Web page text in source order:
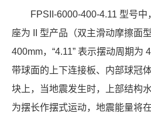
FPSII-6000-400-4.11 型号中
座为 II 型产品（双主滑动摩擦面
400mm，“4.11” 表示摆动周期
带球面的上下连接板、内部球冠
块上，当地震发生时，上部结构
为摆长作摆式运动，地震能量将